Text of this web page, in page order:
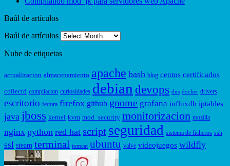
Baúl de artículos
Baúl de artículos
Nube de etiquetas
actualizacion almacenamiento apache bash blog centos certificados
collectd compilacion curiosidades debian devops dns docker drivers
escritorio fedora firefox github gnome grafana influxdb iptables
java jboss kernel kvm mod_security monitorizacion mozilla
nginx python red hat script seguridad sistema de ficheros ssh
ssl steam terminal tomcat ubuntu valve videojuegos wildfly